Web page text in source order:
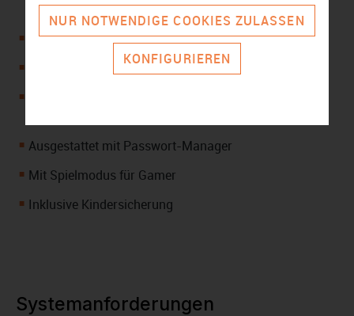
Phishing-Angriffen
Wehrt Erpressungstrojaner ab
Liefert VPN-Dienst
Ausgestattet mit Passwort-Manager
Mit Spielmodus für Gamer
Inklusive Kindersicherung
Systemanforderungen
NUR NOTWENDIGE COOKIES ZULASSEN
KONFIGURIEREN